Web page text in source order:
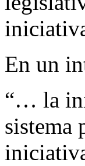
En un
“… la
sistema